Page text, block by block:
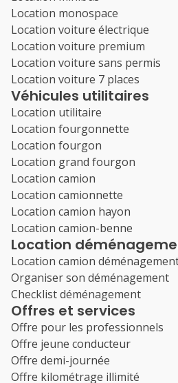
Location monospace
Location voiture électrique
Location voiture premium
Location voiture sans permis
Location voiture 7 places
Véhicules utilitaires
Location utilitaire
Location fourgonnette
Location fourgon
Location grand fourgon
Location camion
Location camionnette
Location camion hayon
Location camion-benne
Location
Location camion
Organiser son déménagement
Checklist déménagement
Offres et services
Offre pour les professionnels
Offre jeune conducteur
Offre demi-journée
Offre kilométrage illimité